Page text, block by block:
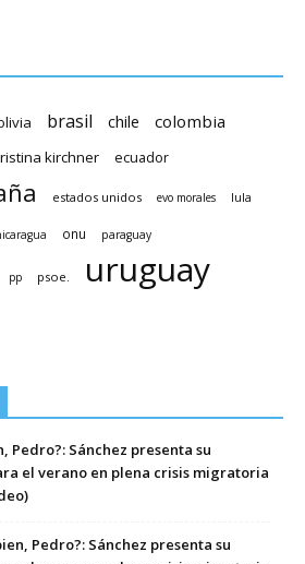
brasil chile colombia
kirchner ecuador
estados unidos evo morales lula
onu paraguay
pp psoe. uruguay
Pedro?: Sánchez presenta su
el verano en plena crisis migratoria
Pedro?: Sánchez presenta su